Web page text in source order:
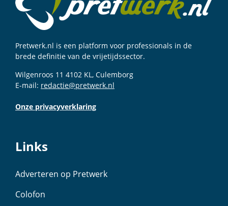
Pretwerk.nl is een platform voor professionals in de
brede definitie van de vrijetijdssector.
Wilgenroos 11 4102 KL, Culemborg
E-mail: redactie@pretwerk.nl
Onze privacyverklaring
Links
Adverteren op Pretwerk
Colofon